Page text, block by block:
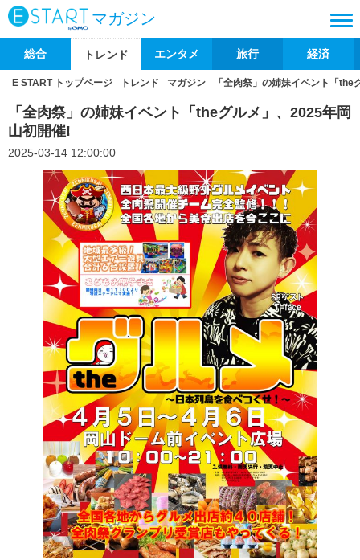
マガジン
総合 トレンド エンタメ 旅行 経済
E START トップページ トレンド マガジン 「全肉祭」の姉妹イベント「
「全肉祭」の姉妹イベント「theグルメ」、2025年岡
山初開催!
2025-03-14 12:00:00